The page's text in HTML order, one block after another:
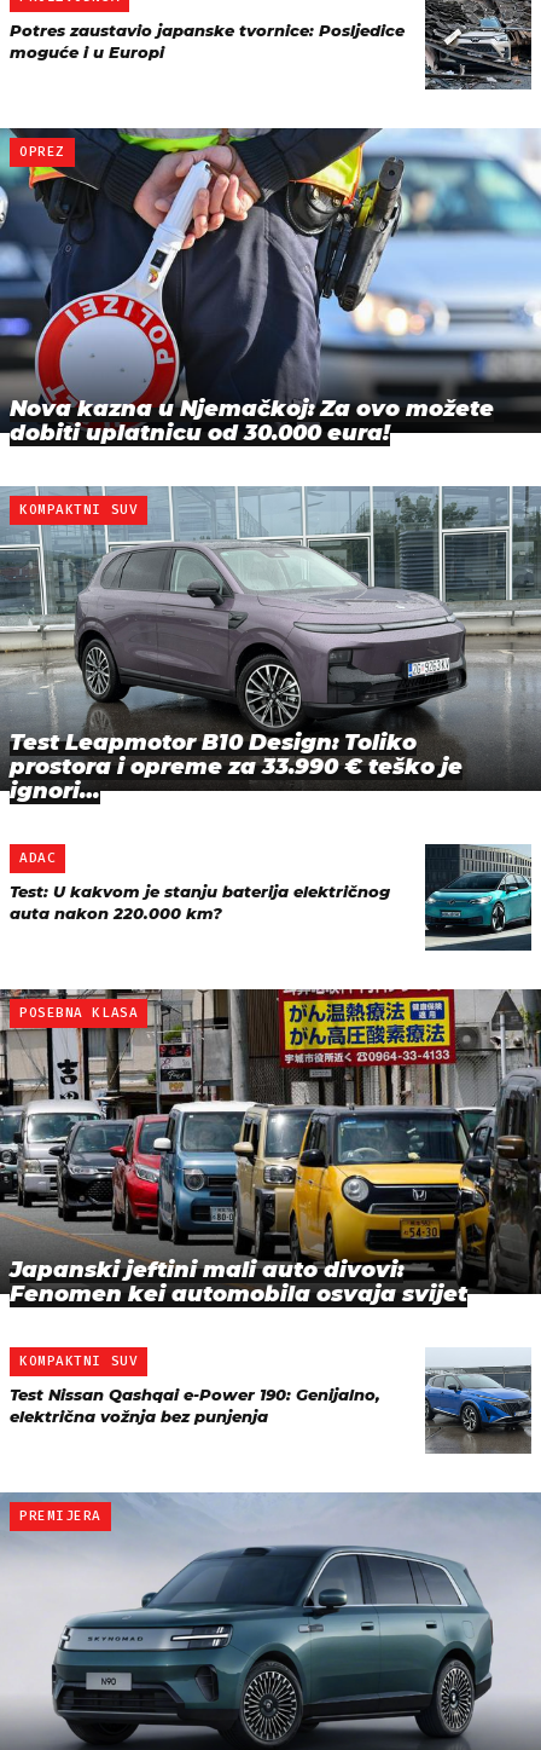
Potres zaustavio japanske tvornice: Posljedice
moguće i u Europi
OPREZ
Nova kazna u Njemačkoj: Za ovo možete
dobiti uplatnicu od 30.000 eura!
KOMPAKTNI SUV
Test Leapmotor B10 Design: Toliko
prostora i opreme za 33.990 € teško je
ignori…
ADAC
Test: U kakvom je stanju baterija električnog
auta nakon 220.000 km?
POSEBNA KLASA
Japanski jeftini mali auto divovi:
Fenomen kei automobila osvaja svijet
KOMPAKTNI SUV
Test Nissan Qashqai e-Power 190: Genijalno,
električna vožnja bez punjenja
PREMIJERA